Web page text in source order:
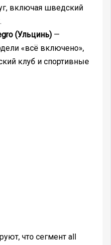
включая шведский
(Ульцинь)—
«всё включено»,
клуб и спортивные
что сегмент all